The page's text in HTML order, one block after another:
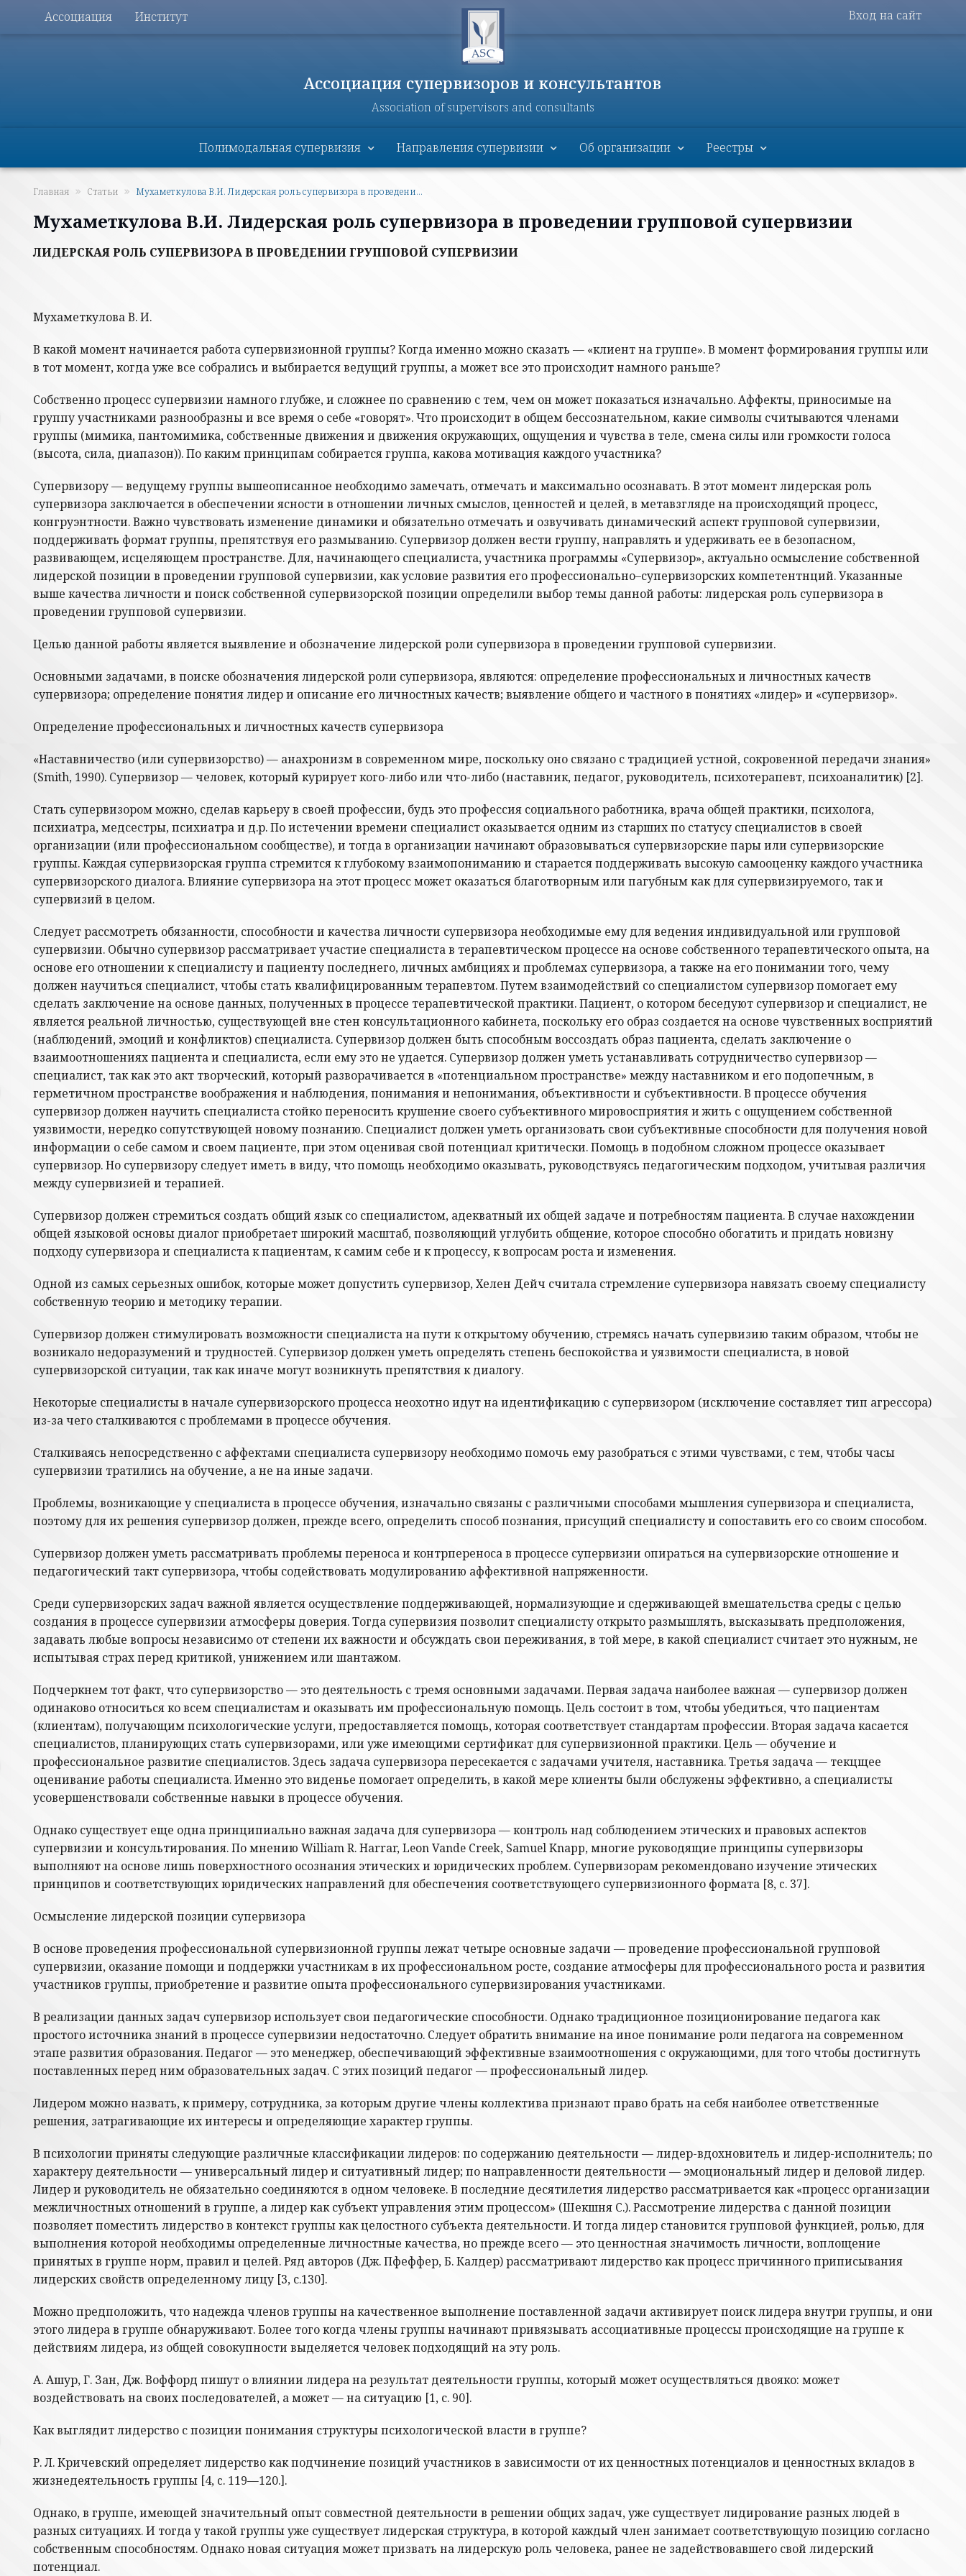
Меню разделов
Ассоциация Институт Меню
Вход на сайт
Ассоциация супервизоров и консультантов
Association of supervisors and consultants
Основная навигацияПолимодальная супервизия Направления супервизии Об организации Реестры
Главная Статьи Мухаметкулова В.И. Лидерская роль супервизора в проведени...
Мухаметкулова В.И. Лидерская роль супервизора в проведении групповой супервизии
ЛИДЕРСКАЯ РОЛЬ СУПЕРВИЗОРА В ПРОВЕДЕНИИ ГРУППОВОЙ СУПЕРВИЗИИ
Мухаметкулова В. И.
В какой момент начинается работа супервизионной группы? Когда именно можно сказать — «клиент на группе». В момент формирования группы или
в тот момент, когда уже все собрались и выбирается ведущий группы, а может все это происходит намного раньше?
Собственно процесс супервизии намного глубже, и сложнее по сравнению с тем, чем он может показаться изначально. Аффекты, приносимые на
группу участниками разнообразны и все время о себе «говорят». Что происходит в общем бессознательном, какие символы считываются членами
группы (мимика, пантомимика, собственные движения и движения окружающих, ощущения и чувства в теле, смена силы или громкости голоса
(высота, сила, диапазон)). По каким принципам собирается группа, какова мотивация каждого участника?
Супервизору — ведущему группы вышеописанное необходимо замечать, отмечать и максимально осознавать. В этот момент лидерская роль
супервизора заключается в обеспечении ясности в отношении личных смыслов, ценностей и целей, в метавзгляде на происходящий процесс,
конгруэнтности. Важно чувствовать изменение динамики и обязательно отмечать и озвучивать динамический аспект групповой супервизии,
поддерживать формат группы, препятствуя его размыванию. Супервизор должен вести группу, направлять и удерживать ее в безопасном,
развивающем, исцеляющем пространстве. Для, начинающего специалиста, участника программы «Супервизор», актуально осмысление собственной
лидерской позиции в проведении групповой супервизии, как условие развития его профессионально–супервизорских компетентнций. Указанные
выше качества личности и поиск собственной супервизорской позиции определили выбор темы данной работы: лидерская роль супервизора в
проведении групповой супервизии.
Целью данной работы является выявление и обозначение лидерской роли супервизора в проведении групповой супервизии.
Основными задачами, в поиске обозначения лидерской роли супервизора, являются: определение профессиональных и личностных качеств
супервизора; определение понятия лидер и описание его личностных качеств; выявление общего и частного в понятиях «лидер» и «супервизор».
Определение профессиональных и личностных качеств супервизора
«Наставничество (или супервизорство) — анахронизм в современном мире, поскольку оно связано с традицией устной, сокровенной передачи знания»
(Smith, 1990). Супервизор — человек, который курирует кого-либо или что-либо (наставник, педагог, руководитель, психотерапевт, психоаналитик) [2].
Стать супервизором можно, сделав карьеру в своей профессии, будь это профессия социального работника, врача общей практики, психолога,
психиатра, медсестры, психиатра и д.р. По истечении времени специалист оказывается одним из старших по статусу специалистов в своей
организации (или профессиональном сообществе), и тогда в организации начинают образовываться супервизорские пары или супервизорские
группы. Каждая супервизорская группа стремится к глубокому взаимопониманию и старается поддерживать высокую самооценку каждого участника
супервизорского диалога. Влияние супервизора на этот процесс может оказаться благотворным или пагубным как для супервизируемого, так и
супервизий в целом.
Следует рассмотреть обязанности, способности и качества личности супервизора необходимые ему для ведения индивидуальной или групповой
супервизии. Обычно супервизор рассматривает участие специалиста в терапевтическом процессе на основе собственного терапевтического опыта, на
основе его отношении к специалисту и пациенту последнего, личных амбициях и проблемах супервизора, а также на его понимании того, чему
должен научиться специалист, чтобы стать квалифицированным терапевтом. Путем взаимодействий со специалистом супервизор помогает ему
сделать заключение на основе данных, полученных в процессе терапевтической практики. Пациент, о котором беседуют супервизор и специалист, не
является реальной личностью, существующей вне стен консультационного кабинета, поскольку его образ создается на основе чувственных восприятий
(наблюдений, эмоций и конфликтов) специалиста. Супервизор должен быть способным воссоздать образ пациента, сделать заключение о
взаимоотношениях пациента и специалиста, если ему это не удается. Супервизор должен уметь устанавливать сотрудничество супервизор —
специалист, так как это акт творческий, который разворачивается в «потенциальном пространстве» между наставником и его подопечным, в
герметичном пространстве воображения и наблюдения, понимания и непонимания, объективности и субъективности. В процессе обучения
супервизор должен научить специалиста стойко переносить крушение своего субъективного мировосприятия и жить с ощущением собственной
уязвимости, нередко сопутствующей новому познанию. Специалист должен уметь организовать свои субъективные способности для получения новой
информации о себе самом и своем пациенте, при этом оценивая свой потенциал критически. Помощь в подобном сложном процессе оказывает
супервизор. Но супервизору следует иметь в виду, что помощь необходимо оказывать, руководствуясь педагогическим подходом, учитывая различия
между супервизией и терапией.
Супервизор должен стремиться создать общий язык со специалистом, адекватный их общей задаче и потребностям пациента. В случае нахождении
общей языковой основы диалог приобретает широкий масштаб, позволяющий углубить общение, которое способно обогатить и придать новизну
подходу супервизора и специалиста к пациентам, к самим себе и к процессу, к вопросам роста и изменения.
Одной из самых серьезных ошибок, которые может допустить супервизор, Хелен Дейч считала стремление супервизора навязать своему специалисту
собственную теорию и методику терапии.
Супервизор должен стимулировать возможности специалиста на пути к открытому обучению, стремясь начать супервизию таким образом, чтобы не
возникало недоразумений и трудностей. Супервизор должен уметь определять степень беспокойства и уязвимости специалиста, в новой
супервизорской ситуации, так как иначе могут возникнуть препятствия к диалогу.
Некоторые специалисты в начале супервизорского процесса неохотно идут на идентификацию с супервизором (исключение составляет тип агрессора)
из-за чего сталкиваются с проблемами в процессе обучения.
Сталкиваясь непосредственно с аффектами специалиста супервизору необходимо помочь ему разобраться с этими чувствами, с тем, чтобы часы
супервизии тратились на обучение, а не на иные задачи.
Проблемы, возникающие у специалиста в процессе обучения, изначально связаны с различными способами мышления супервизора и специалиста,
поэтому для их решения супервизор должен, прежде всего, определить способ познания, присущий специалисту и сопоставить его со своим способом.
Супервизор должен уметь рассматривать проблемы переноса и контрпереноса в процессе супервизии опираться на супервизорские отношение и
педагогический такт супервизора, чтобы содействовать модулированию аффективной напряженности.
Среди супервизорских задач важной является осуществление поддерживающей, нормализующие и сдерживающей вмешательства среды с целью
создания в процессе супервизии атмосферы доверия. Тогда супервизия позволит специалисту открыто размышлять, высказывать предположения,
задавать любые вопросы независимо от степени их важности и обсуждать свои переживания, в той мере, в какой специалист считает это нужным, не
испытывая страх перед критикой, унижением или шантажом.
Подчеркнем тот факт, что супервизорство — это деятельность с тремя основными задачами. Первая задача наиболее важная — супервизор должен
одинаково относиться ко всем специалистам и оказывать им профессиональную помощь. Цель состоит в том, чтобы убедиться, что пациентам
(клиентам), получающим психологические услуги, предоставляется помощь, которая соответствует стандартам профессии. Вторая задача касается
специалистов, планирующих стать супервизорами, или уже имеющими сертификат для супервизионной практики. Цель — обучение и
профессиональное развитие специалистов. Здесь задача супервизора пересекается с задачами учителя, наставника. Третья задача — текцщее
оценивание работы специалиста. Именно это виденье помогает определить, в какой мере клиенты были обслужены эффективно, а специалисты
усовершенствовали собственные навыки в процессе обучения.
Однако существует еще одна принципиально важная задача для супервизора — контроль над соблюдением этических и правовых аспектов
супервизии и консультирования. По мнению William R. Harrar, Leon Vande Creek, Samuel Knapp, многие руководящие принципы супервизоры
выполняют на основе лишь поверхностного осознания этических и юридических проблем. Супервизорам рекомендовано изучение этических
принципов и соответствующих юридических направлений для обеспечения соответствующего супервизионного формата [8, c. 37].
Осмысление лидерской позиции супервизора
В основе проведения профессиональной супервизионной группы лежат четыре основные задачи — проведение профессиональной групповой
супервизии, оказание помощи и поддержки участникам в их профессиональном росте, создание атмосферы для профессионального роста и развития
участников группы, приобретение и развитие опыта профессионального супервизирования участниками.
В реализации данных задач супервизор использует свои педагогические способности. Однако традиционное позиционирование педагога как
простого источника знаний в процессе супервизии недостаточно. Следует обратить внимание на иное понимание роли педагога на современном
этапе развития образования. Педагог — это менеджер, обеспечивающий эффективные взаимоотношения с окружающими, для того чтобы достигнуть
поставленных перед ним образовательных задач. С этих позиций педагог — профессиональный лидер.
Лидером можно назвать, к примеру, сотрудника, за которым другие члены коллектива признают право брать на себя наиболее ответственные
решения, затрагивающие их интересы и определяющие характер группы.
В психологии приняты следующие различные классификации лидеров: по содержанию деятельности — лидер-вдохновитель и лидер-исполнитель; по
характеру деятельности — универсальный лидер и ситуативный лидер; по направленности деятельности — эмоциональный лидер и деловой лидер.
Лидер и руководитель не обязательно соединяются в одном человеке. В последние десятилетия лидерство рассматривается как «процесс организации
межличностных отношений в группе, а лидер как субъект управления этим процессом» (Шекшня С.). Рассмотрение лидерства с данной позиции
позволяет поместить лидерство в контекст группы как целостного субъекта деятельности. И тогда лидер становится групповой функцией, ролью, для
выполнения которой необходимы определенные личностные качества, но прежде всего — это ценностная значимость личности, воплощение
принятых в группе норм, правил и целей. Ряд авторов (Дж. Пфеффер, Б. Калдер) рассматривают лидерство как процесс причинного приписывания
лидерских свойств определенному лицу [3, с.130].
Можно предположить, что надежда членов группы на качественное выполнение поставленной задачи активирует поиск лидера внутри группы, и они
этого лидера в группе обнаруживают. Более того когда члены группы начинают привязывать ассоциативные процессы происходящие на группе к
действиям лидера, из общей совокупности выделяется человек подходящий на эту роль.
А. Ашур, Г. Зан, Дж. Воффорд пишут о влиянии лидера на результат деятельности группы, который может осуществляться двояко: может
воздействовать на своих последователей, а может — на ситуацию [1, с. 90].
Как выглядит лидерство с позиции понимания структуры психологической власти в группе?
Р. Л. Кричевский определяет лидерство как подчинение позиций участников в зависимости от их ценностных потенциалов и ценностных вкладов в
жизнедеятельность группы [4, c. 119—120.].
Однако, в группе, имеющей значительный опыт совместной деятельности в решении общих задач, уже существует лидирование разных людей в
разных ситуациях. И тогда у такой группы уже существует лидерская структура, в которой каждый член занимает соответствующую позицию согласно
собственным способностям. Однако новая ситуация может призвать на лидерскую роль человека, ранее не задействовавшего свой лидерский
потенциал.